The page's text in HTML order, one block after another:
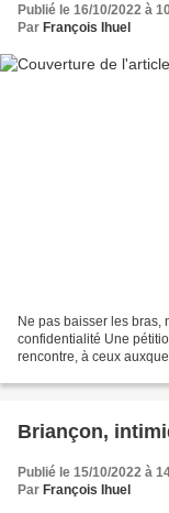
Publié le 16/10/2022 à
Par François Ihuel
Ne pas baisser les bras,
confidentialité Une
rencontre, à ceux
Briançon,
Publié le 15/10/2022 à
Par François Ihuel